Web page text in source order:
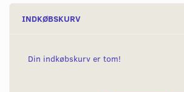
INDKØBSKURV
Din indkøbskurv er tom!